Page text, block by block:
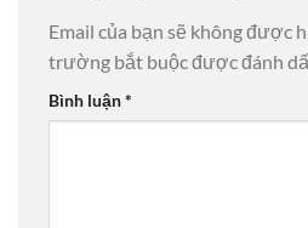
Email của bạn sẽ không được
trường bắt buộc được đánh
Bình luận*